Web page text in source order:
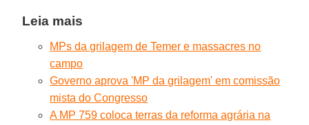
Leia mais
MPs da grilagem de Temer e massacres no
campo
Governo aprova 'MP da grilagem' em comissão
mista do Congresso
A MP 759 coloca terras da reforma agrária na